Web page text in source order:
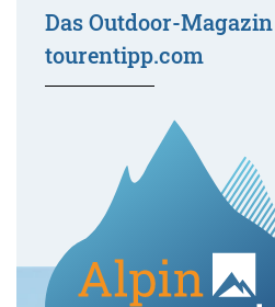
Das Outdoor-
tourentipp.com